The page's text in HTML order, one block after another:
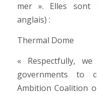
mer ». Elles sont
anglais) :
Thermal Dome
« Respectfully,
governments to
AmbitionCoalition